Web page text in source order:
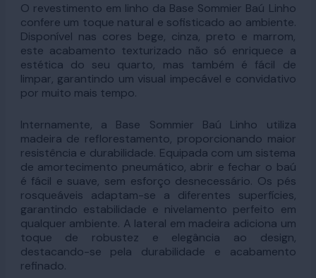
O revestimento em linho da Base Sommier Baú Linho
confere um toque natural e sofisticado ao ambiente.
Disponível nas cores bege, cinza, preto e marrom,
este acabamento texturizado não só enriquece a
estética do seu quarto, mas também é fácil de
limpar, garantindo um visual impecável e convidativo
por muito mais tempo.
Internamente, a Base Sommier Baú Linho utiliza
madeira de reflorestamento, proporcionando maior
resistência e durabilidade. Equipada com um sistema
de amortecimento pneumático, abrir e fechar o baú
é fácil e suave, sem esforço desnecessário. Os pés
rosqueáveis adaptam-se a diferentes superfícies,
garantindo estabilidade e nivelamento perfeito em
qualquer ambiente. A lateral em madeira adiciona um
toque de robustez e elegância ao design,
destacando-se pela durabilidade e acabamento
refinado.